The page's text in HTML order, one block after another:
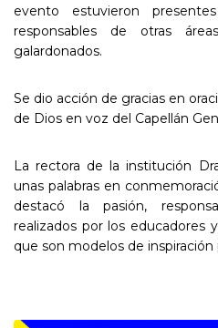
evento estuvieron
responsables de otras
galardonados.
Se dio acción de gracias en
de Dios en voz del Capellán
La rectora de la institución
unas palabras en
destacó la pasión,
realizados por los educadores
que son modelos de inspiración